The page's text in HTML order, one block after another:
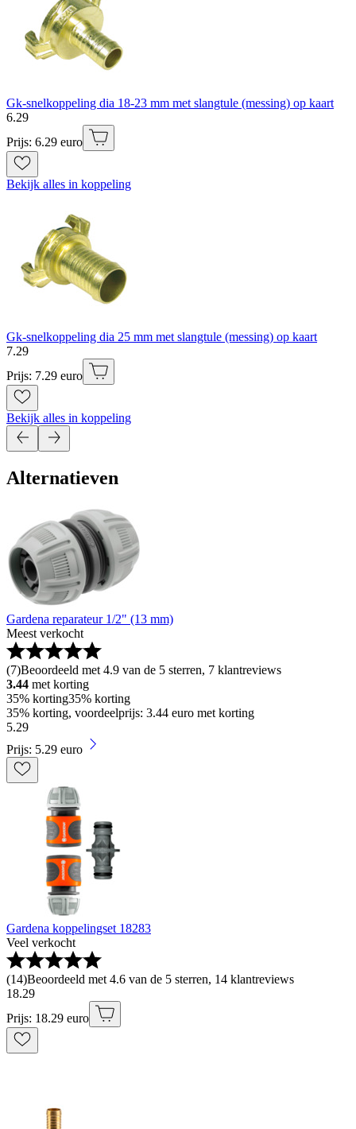
Gk-snelkoppeling dia 18-23 mm met slangtule (messing) op kaart
6.29
Prijs: 6.29 euro
Bekijk alles in koppeling
Gk-snelkoppeling dia 25 mm met slangtule (messing) op kaart
7.29
Prijs: 7.29 euro
Bekijk alles in koppeling
Alternatieven
Gardena reparateur 1/2" (13 mm)
Meest verkocht
(7)Beoordeeld met 4.9 van de 5 sterren, 7 klantreviews
3.44 met korting
35% korting35% korting
35% korting, voordeelprijs: 3.44 euro met korting
5.29
Prijs: 5.29 euro
Gardena koppelingset 18283
Veel verkocht
(14)Beoordeeld met 4.6 van de 5 sterren, 14 klantreviews
18.29
Prijs: 18.29 euro